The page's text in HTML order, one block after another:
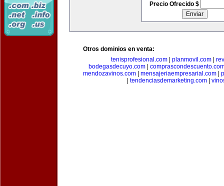
Precio Ofrecido $
Otros dominios en venta:
tenisprofesional.com
planmovil.com
bodegasdecuyo.com
mendozavinos.com
mensajeriaempresarial.com
tendenciasdemarketing.com